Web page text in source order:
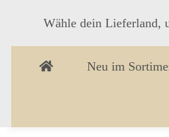
Wähle dein Lieferland,
Neu im